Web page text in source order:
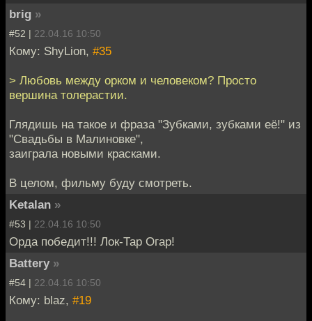
brig »
#52 | 22.04.16 10:50
Кому: ShyLion, #35
> Любовь между орком и человеком? Просто
вершина толерастии.
Глядишь на такое и фраза "Зубками, зубками её!" из
"Свадьбы в Малиновке",
заиграла новыми красками.
В целом, фильму буду смотреть.
Ketalan »
#53 | 22.04.16 10:50
Орда победит!!! Лок-Тар Огар!
Battery »
#54 | 22.04.16 10:50
Кому: blaz, #19